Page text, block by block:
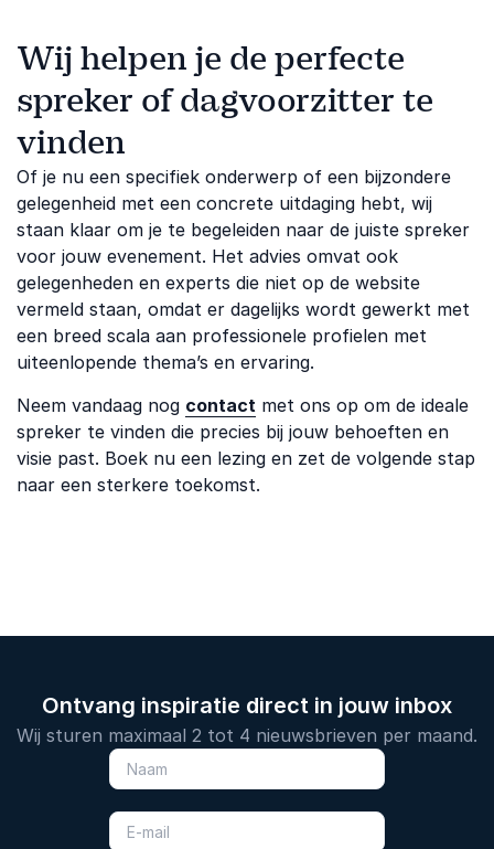
Wij helpen je de perfecte
spreker of dagvoorzitter te
vinden
Of je nu een specifiek onderwerp of een bijzondere
gelegenheid met een concrete uitdaging hebt, wij
staan klaar om je te begeleiden naar de juiste spreker
voor jouw evenement. Het advies omvat ook
gelegenheden en experts die niet op de website
vermeld staan, omdat er dagelijks wordt gewerkt met
een breed scala aan professionele profielen met
uiteenlopende thema’s en ervaring.
Neem vandaag nog contact met ons op om de ideale
spreker te vinden die precies bij jouw behoeften en
visie past. Boek nu een lezing en zet de volgende stap
naar een sterkere toekomst.
Ontvang inspiratie direct in jouw inbox
Wij sturen maximaal 2 tot 4 nieuwsbrieven per maand.